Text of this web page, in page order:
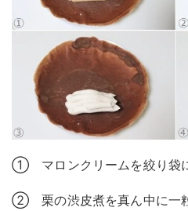
① マロンクリームを絞り袋に
② 栗の渋皮煮を真ん中に一